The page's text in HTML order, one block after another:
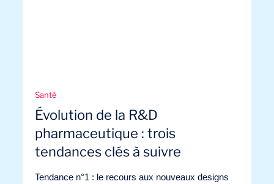
Santé
Évolution de la R&D
pharmaceutique : trois
tendances clés à suivre
Tendance n°1 : le recours aux nouveaux designs